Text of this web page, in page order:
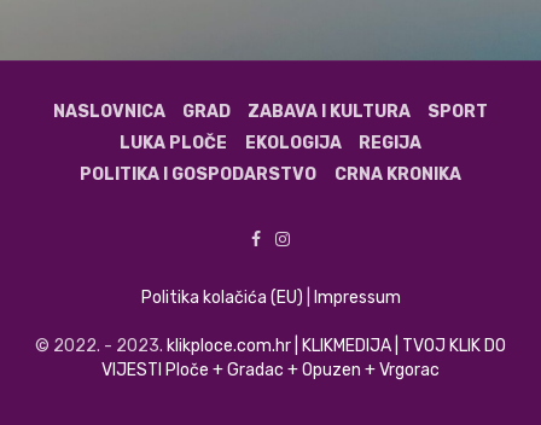
NASLOVNICA GRAD ZABAVA I KULTURA
SPORT
LUKA PLOČE
EKOLOGIJA
REGIJA
POLITIKA I GOSPODARSTVO
CRNA KRONIKA
Politika kolačića (EU) Impressum
© 2022. - 2023. klikploce.com.hr | KLIKMEDIJA | TVOJ KLIK DO
VIJESTI Ploče + Gradac + Opuzen + Vrgorac